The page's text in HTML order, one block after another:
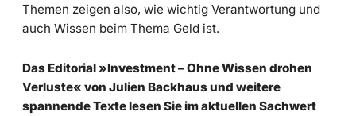
Themen zeigen also, wie wichtig Verantwortung und
auch Wissen beim Thema Geld ist.
Das Editorial »Investment – Ohne Wissen drohen
Verluste« von Julien Backhaus und weitere
spannende Texte lesen Sie im aktuellen Sachwert